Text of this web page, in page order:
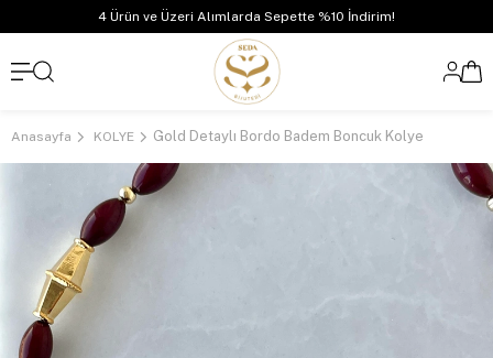
4 Ürün ve Üzeri Alımlarda Sepette %10 İndirim!
Anasayfa KOLYE Gold Detaylı Bordo Badem Boncuk Kolye